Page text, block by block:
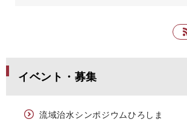
イベント・募集
流域治水シンポジウムひろしま